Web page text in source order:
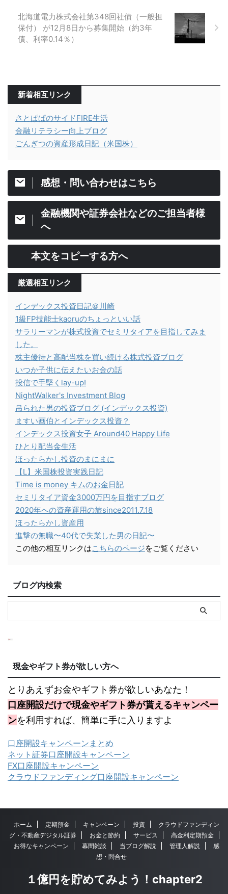
北海道電力株式会社第348回社債（一般担
保付） が12月8日から募集開始（約3年
債、利率0.14％）
新着相互リンク
さとぱぱのサイドFIRE生活
金融リテラシー向上ブログ
ごんぎつの資産形成日記（米国株）
感想・問い合わせはこちら
金融機関や証券会社などのご担当者様
へ
本文をコピーする方へ
厳選相互リンク
インデックス投資日記＠川崎
1級FP技能士kaoruのちょっといい話
サラリーマンが株式投資でセミリタイアを目指してみま
した。
株主優待と高配当株を買い続ける株式投資ブログ
いつか子供に伝えたいお金の話
投信で手堅くlay-up!
NightWalker's Investment Blog
吊られた男の投資ブログ (インデックス投資)
ますい画伯とインデックス投資？
インデックス投資女子 Around40 Happy Life
ひとり配当金生活
ほったらかし投資のまにまに
【L】米国株投資実践日記
Time is money キムのお金日記
セミリタイア資金3000万円を目指すブログ
2020年への資産運用の旅since2011.7.18
ほったらかし資産用
進撃の無職〜40代で失業した男の日記〜
この他の相互リンクはこちらのページをご覧ください
ブログ内検索
現金やギフト券が欲しい方へ
とりあえずお金やギフト券が欲しいあなた！
口座開設だけで現金やギフト券が貰えるキャンペー
ンを利用すれば、簡単に手に入りますよ
口座開設キャンペーンまとめ
ネット証券口座開設キャンペーン
FX口座開設キャンペーン
クラウドファンディング口座開設キャンペーン
ホーム 定期預金 キャンペーン 投資
クラウドファンディン
グ・不動産デジタル証券
お金と節約 サービス
高金利定期預金
お得なキャンペーン
幕間雑談 当ブログ解説 管理人解説
感
想・問合せ
１億円を貯めてみよう！chapter2